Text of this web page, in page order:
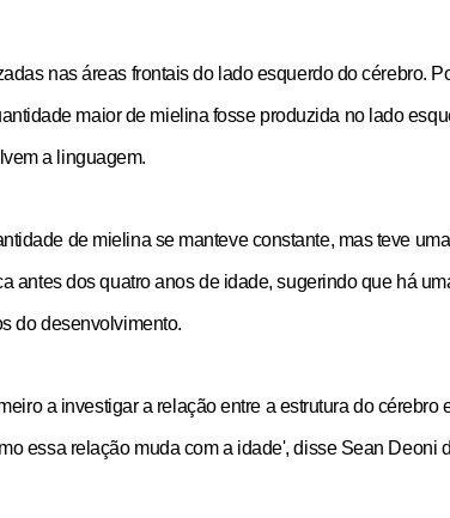
nas áreas frontais do lado esquerdo do cérebro.
maior de mielina fosse produzida no lado
a linguagem.
de mielina se manteve constante, mas teve
antes dos quatro anos de idade, sugerindo que há
do desenvolvimento.
a investigar a relação entre a estrutura do cérebro
essa relação muda com a idade', disse Sean Deoni